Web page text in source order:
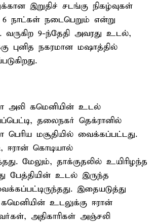
இறுதிச் சடங்கு நிகழ்வுகள்
நாட்கள் நடைபெறும் என்று
வருகிற 9-ந்தேதி அவரது உடல்,
புனித நகரமான மஷாத்தில்
அலி கமெனியின் உடல்
தலைநகர் தெக்ரானில்
மசூதியில் வைக்கப்பட்டது.
ஈரான் கொடியால்
மேலும், தாக்குதலில் உயிரிழந்த
பேத்தியின் உடல் இருந்த
இதையடுத்து
உடலுக்கு ஈரான்
அதிகாரிகள் அஞ்சலி